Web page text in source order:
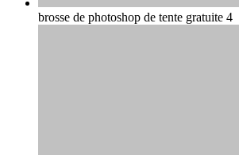
brosse de photoshop de tente gratuite 4